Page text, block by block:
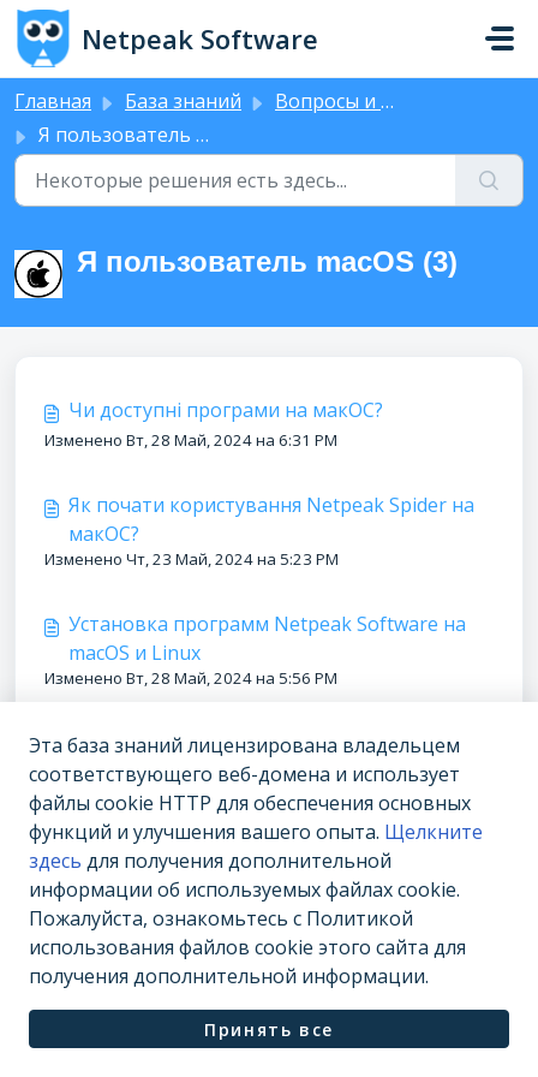
Переход к главному содержимому
Netpeak Software
Главная База знаний
Вопросы и ответы (FAQ)
Я пользователь macOS
Я пользователь macOS (3)
Чи доступні програми на макОС?
Изменено Вт, 28 Май, 2024 на 6:31 PM
Як почати користування Netpeak Spider на
макОС?
Изменено Чт, 23 Май, 2024 на 5:23 PM
Установка программ Netpeak Software на
macOS и Linux
Изменено Вт, 28 Май, 2024 на 5:56 PM
Программное обеспечение хелпдеска от
Freshdesk
Политика файлов cookie
Эта база знаний лицензирована владельцем
соответствующего веб-домена и использует
файлы cookie HTTP для обеспечения основных
функций и улучшения вашего опыта. Щелкните
здесь для получения дополнительной
информации об используемых файлах cookie.
Пожалуйста, ознакомьтесь с Политикой
использования файлов cookie этого сайта для
получения дополнительной информации.
Принять все